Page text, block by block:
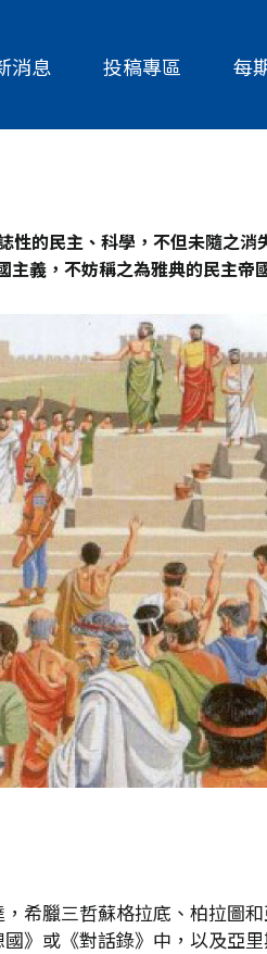
消息 投稿專區 每
的民主、科學，不但未隨之消
義，不妨稱之為雅典的民主帝
希臘三哲蘇格拉底、柏拉圖
》或《對話錄》中，以及亞